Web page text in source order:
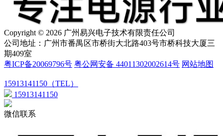
Copyright © 2026 广州易兴电子技术有限责任公司
公司地址：广州市番禺区市桥街大北路403号市桥科技大厦三
期409室
粤ICP备20069796号 粤公网安备 44011302002614号 网站地图
15913141150（TEL）
15913141150
微信联系